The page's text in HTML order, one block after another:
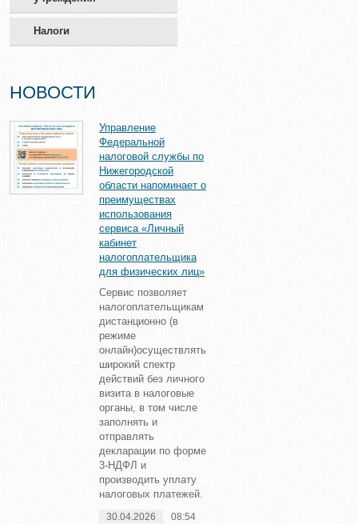
Налоги
НОВОСТИ
Управление
Федеральной
налоговой службы по
Нижегородской
области напоминает о
преимуществах
использования
сервиса «Личный
кабинет
налогоплательщика
для физических лиц»
Сервис позволяет
налогоплательщикам
дистанционно (в
режиме
онлайн)осуществлять
широкий спектр
действий без личного
визита в налоговые
органы, в том числе
заполнять и
отправлять
декларации по форме
3-НДФЛ и
производить уплату
налоговых платежей.
30.04.2026 08:54